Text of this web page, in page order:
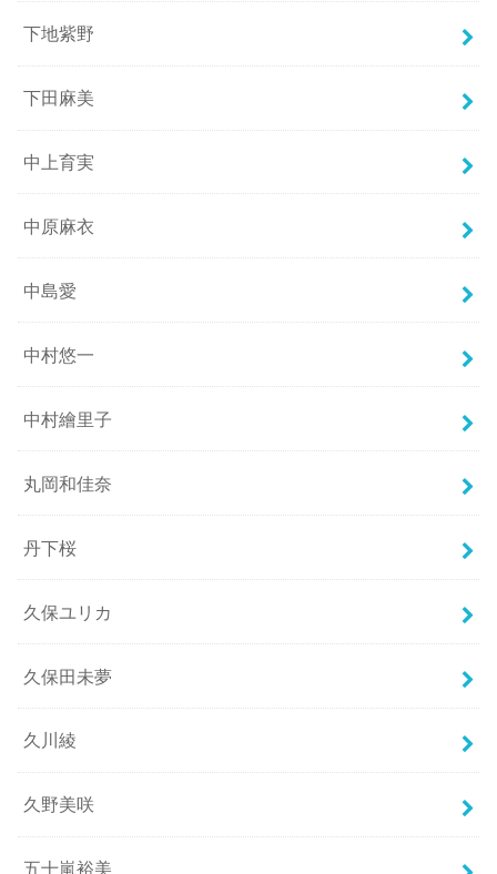
下地紫野
下田麻美
中上育実
中原麻衣
中島愛
中村悠一
中村繪里子
丸岡和佳奈
丹下桜
久保ユリカ
久保田未夢
久川綾
久野美咲
五十嵐裕美